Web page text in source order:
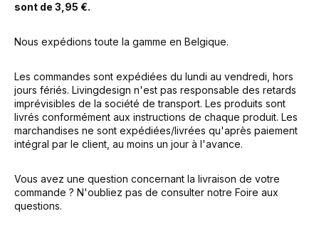
sont de 3,95 €.
Nous expédions toute la gamme en Belgique.
Les commandes sont expédiées du lundi au vendredi, hors
jours fériés. Livingdesign n'est pas responsable des retards
imprévisibles de la société de transport. Les produits sont
livrés conformément aux instructions de chaque produit. Les
marchandises ne sont expédiées/livrées qu'après paiement
intégral par le client, au moins un jour à l'avance.
Vous avez une question concernant la livraison de votre
commande ? N'oubliez pas de consulter notre Foire aux
questions.